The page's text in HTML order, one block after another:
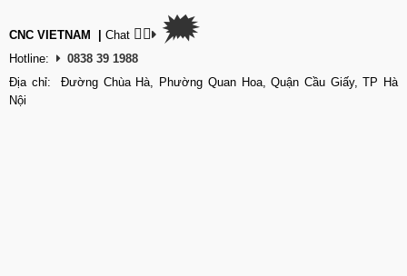
CNC VIETNAM Chat 👉🏽 🗯
Hotline:
0838 39 1988
Địa chỉ: Đường Chùa Hà, Phường Quan Hoa, Quận Cầu Giấy, TP Hà
Nội